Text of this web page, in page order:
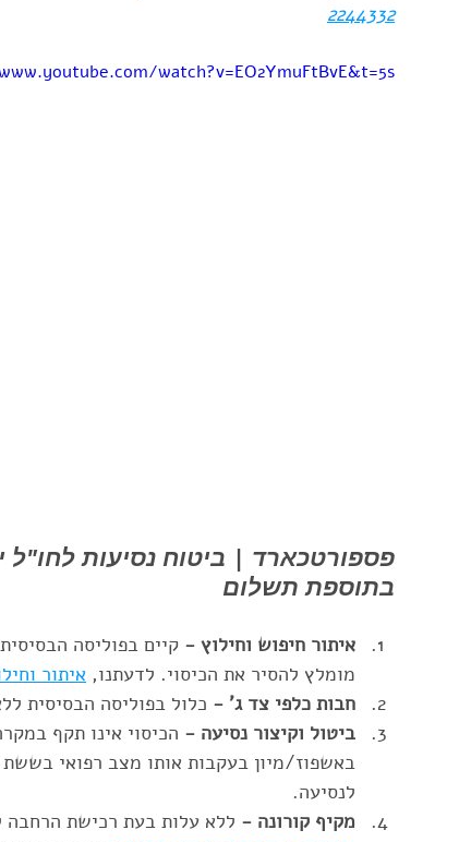
2244332
watch?v=EO2YmuFtBvE&t=5s
פספורטכארד | ביטוח נסיעות
בתוספת תשלום
איתור חיפוש וחילוץ -
מומלץ להסיר את הכיסוי. לדעתנו, איתור
חבות כלפי צד ג' - כלול בפוליסה הבסיסית
ביטול וקיצור נסיעה - הכיסוי אינו תקף
לנסיעה.
מקיף קורונה - ללא עלות בעת רכישת הרחבה